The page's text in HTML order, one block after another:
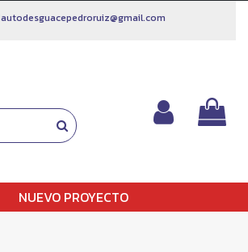
autodesguacepedroruiz@gmail.com
NUEVO PROYECTO